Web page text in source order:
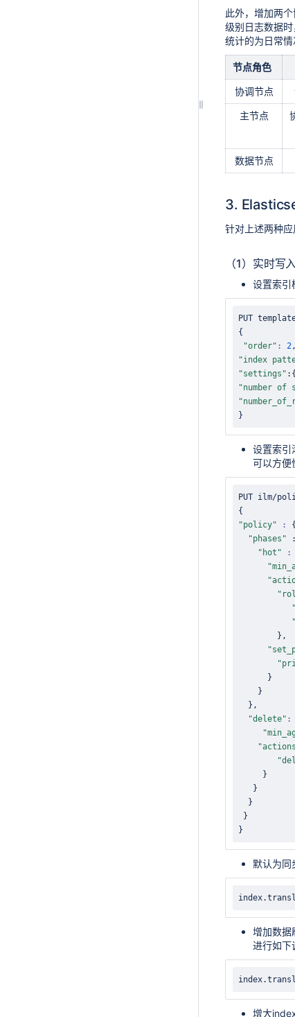
此外，增加两
级别日志数据
统计的为日常情
节点角色
协调节点
主节点
数据节点
3.
针对上述两种
（1）实时写
设置索引
PUT
{
"order" : 2
"index
"settings" : {
"number of
}
设置索引
可以方便
{
"policy"
:
{
"phases" :
"hot"
:
}
}
}
}
"delete" :
}
}
}
}
}
默认为同
增加数据
进行如下
增大